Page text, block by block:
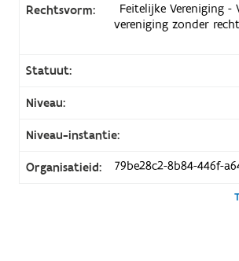
Rechtsvorm:
Feitelijke Vereniging -
vereniging zonder
Statuut:
Niveau:
Niveau-instantie:
Organisatieid: 79be28c2-8b84-446f-